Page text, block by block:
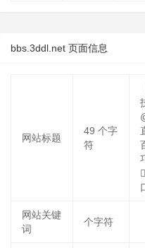
bbs.3ddl.net 页面信息
网站标题
49 个字
符
网站关键
词
个字符